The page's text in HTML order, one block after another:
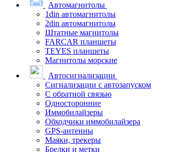
Автомагнитолы
1din автомагнитолы
2din автомагнитолы
Штатные магнитолы
FARCAR планшеты
TEYES планшеты
Магнитолы морские
Автосигнализации
Сигнализации с автозапуском
С обратной связью
Односторонние
Иммобилайзеры
Обходчики иммобилайзера
GPS-антенны
Маяки, трекеры
Брелки и метки